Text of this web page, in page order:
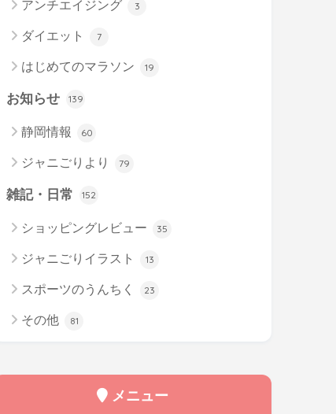
アンチエイジング 3
ダイエット 7
はじめてのマラソン 19
お知らせ 139
静岡情報 60
ジャニごりより 79
雑記・日常 152
ショッピングレビュー 35
ジャニごりイラスト 13
スポーツのうんちく 23
その他 81
メニュー